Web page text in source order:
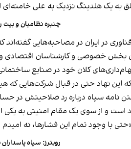
به یک هلدینگ نزدیک به علی
چنبره نظامیان و بیت
در ایران در مصاحبه‌هایی
بخش خصوصی و کارشناسان اقتصادی و
کلان خود در صنایع
این نهاد حتی در قبال شرکت‌هایی که
متن نامه سپاه درباره رد صلاحیتش
با وجود تمام این فشارها، نه امیدم
رویترز: سپاه